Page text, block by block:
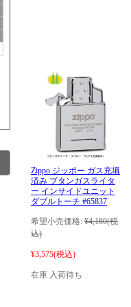
Zippo ジッポー ガス充填
済み ブタンガスライタ
ー インサイドユニット
ダブルトーチ #65837
希望小売価格: ¥4,180(税
込)
¥3,575(税込)
在庫 入荷待ち